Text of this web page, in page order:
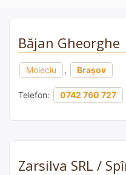
Băjan Gheorghe
Moieciu , Brașov
Telefon: 0742 760 727
Zarsilva SRL /